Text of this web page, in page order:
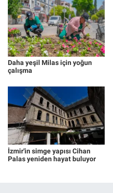
Daha yeşil Milas için yoğun
çalışma
İzmir'in simge yapısı Cihan
Palas yeniden hayat buluyor